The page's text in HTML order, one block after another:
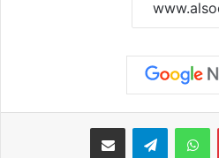
بينتيريستواتساب تيلقرام مشاركة عبر البريد